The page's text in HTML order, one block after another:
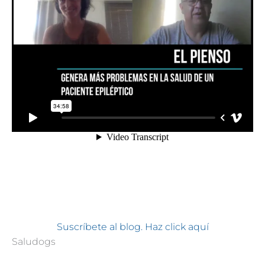
Suscríbete al blog. Haz click aquí
Saludogs